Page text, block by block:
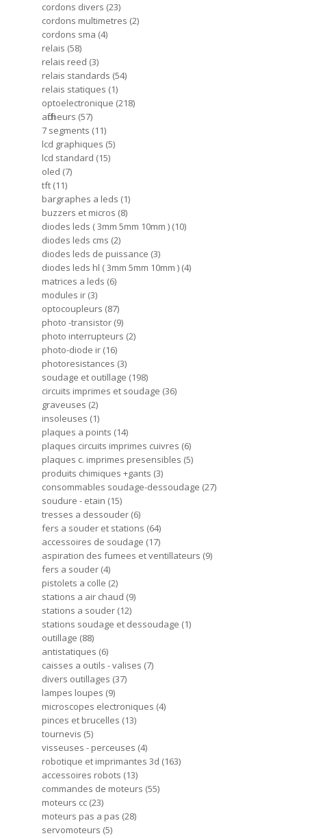
cordons divers 23
cordons multimetres 2
cordons sma 4
relais 58
relais reed 3
relais standards 54
relais statiques 1
optoelectronique 218
afficheurs 57
7 segments 11
lcd graphiques 5
lcd standard 15
oled 7
tft 11
bargraphes a leds 1
buzzers et micros 8
diodes leds ( 3mm 5mm 10mm ) 10
diodes leds cms 2
diodes leds de puissance 3
diodes leds hl ( 3mm 5mm 10mm ) 4
matrices a leds 6
modules ir 3
optocoupleurs 87
photo -transistor 9
photo interrupteurs 2
photo-diode ir 16
photoresistances 3
soudage et outillage 198
circuits imprimes et soudage 36
graveuses 2
insoleuses 1
plaques a points 14
plaques circuits imprimes cuivres 6
plaques c. imprimes presensibles 5
produits chimiques +gants 3
consommables soudage-dessoudage 27
soudure - etain 15
tresses a dessouder 6
fers a souder et stations 64
accessoires de soudage 17
aspiration des fumees et ventillateurs 9
fers a souder 4
pistolets a colle 2
stations a air chaud 9
stations a souder 12
stations soudage et dessoudage 1
outillage 88
antistatiques 6
caisses a outils - valises 7
divers outillages 37
lampes loupes 9
microscopes electroniques 4
pinces et brucelles 13
tournevis 5
visseuses - perceuses 4
robotique et imprimantes 3d 163
accessoires robots 13
commandes de moteurs 55
moteurs cc 23
moteurs pas a pas 28
servomoteurs 5